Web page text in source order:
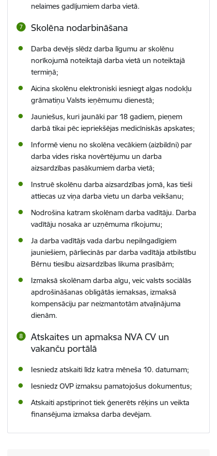
nelaimes gadījumiem darba vietā.
Skolēna nodarbināšana
Darba devējs slēdz darba līgumu ar skolēnu
norīkojumā noteiktajā darba vietā un noteiktajā
termiņā;
Aicina skolēnu elektroniski iesniegt algas nodokļu
grāmatiņu Valsts ieņēmumu dienestā;
Jauniešus, kuri jaunāki par 18 gadiem, pieņem
darbā tikai pēc iepriekšējas medicīniskās apskates;
Informē vienu no skolēna vecākiem (aizbildni) par
darba vides riska novērtējumu un darba
aizsardzības pasākumiem darba vietā;
Instruē skolēnu darba aizsardzības jomā, kas tieši
attiecas uz viņa darba vietu un darba veikšanu;
Nodrošina katram skolēnam darba vadītāju. Darba
vadītāju nosaka ar uzņēmuma rīkojumu;
Ja darba vadītājs vada darbu nepilngadīgiem
jauniešiem, pārliecinās par darba vadītāja atbilstību
Bērnu tiesību aizsardzības likuma prasībām;
Izmaksā skolēnam darba algu, veic valsts sociālās
apdrošināšanas obligātās iemaksas, izmaksā
kompensāciju par neizmantotām atvaļinājuma
dienām.
Atskaites un apmaksa NVACV un
vakanču portālā
Iesniedz atskaiti līdz katra mēneša 10. datumam;
Iesniedz OVP izmaksu pamatojošus dokumentus;
Atskaiti apstiprinot tiek ģenerēts rēķins un veikta
finansējuma izmaksa darba devējam.